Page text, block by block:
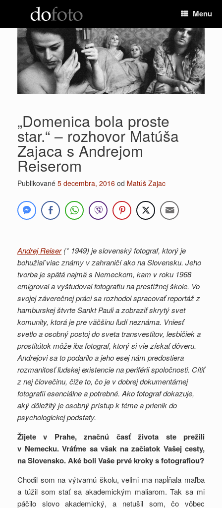
Menu
„Domenica bola proste
star.“ – rozhovor Matúša
Zajaca s Andrejom
Reiserom
Publikované 5 decembra, 2016 od Matúš Zajac
Andrej Reiser(* 1949) je slovenský fotograf, ktorý je
bohužiaľ viac známy v zahraničí ako na Slovensku. Jeho
tvorba je spätá najmä s Nemeckom, kam v roku 1968
emigroval a vyštudoval fotografiu na prestížnej škole. Vo
svojej záverečnej práci sa rozhodol spracovať reportáž z
hamburskej štvrte Sankt Pauli a zobraziť skrytý svet
komunity, ktorá je pre väčšinu ľudí neznáma. Vniesť
svetlo a osobný postoj do sveta transvestitov, lesbičiek a
prostitútok môže iba fotograf, ktorý si vie získať dôveru.
Andrejovi sa to podarilo a jeho esej nám predostiera
rozmanitosť ľudskej existencie na periférii spoločnosti. Cítiť
z nej človečinu, čiže to, čo je v dobrej dokumentárnej
fotografii esenciálne a potrebné. Ako fotograf dokazuje,
aký dôležitý je osobný prístup k téme a prienik do
psychologickej podstaty.
Žijete v Prahe, značnú časť života ste prežili
v Nemecku. Vráťme sa však na začiatok Vašej cesty,
na Slovensko. Aké boli Vaše prvé kroky s fotografiou?
Chodil som na výtvarnú školu, veľmi ma napĺňala maľba
a túžil som stať sa akademickým maliarom. Tak sa mi
páčilo slovo akademický, a netušil som, čo vôbec